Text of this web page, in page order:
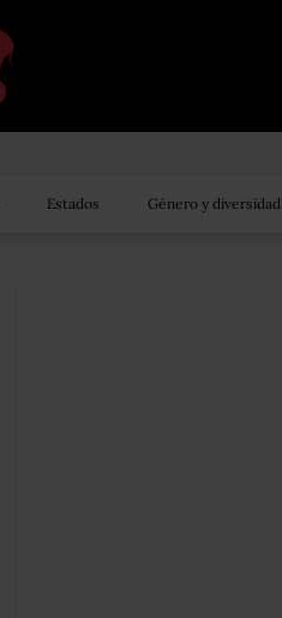
Estados Género y diversidad